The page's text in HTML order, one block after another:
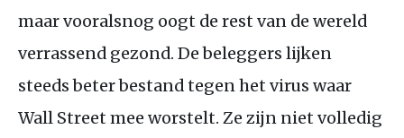
maar vooralsnog oogt de rest van de wereld
verrassend gezond. De beleggers lijken
steeds beter bestand tegen het virus waar
Wall Street mee worstelt. Ze zijn niet volledig